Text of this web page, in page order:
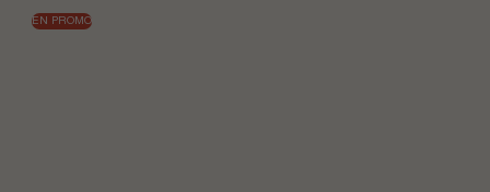
EN PROMO